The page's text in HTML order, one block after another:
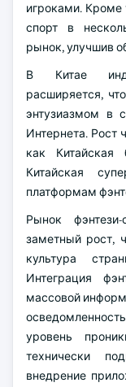
игроками. Кроме
спорт в
рынок, улучшив
В Китае
расширяется,
энтузиазмом в
Интернета. Рост
как Китайская
Китайская
платформам
Рынок
заметный рост,
культура
Интеграция
массовой
уровень
технически
внедрение